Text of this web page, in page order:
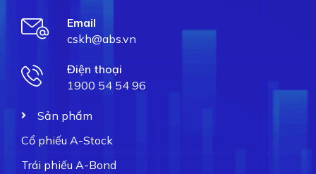
Email
cskh@abs.vn
Điện thoại
1900 54 54 96
Sản phẩm
Cổ phiếu A-Stock
Trái phiếu A-Bond